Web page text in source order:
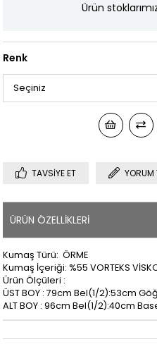
Ürün
Renk
TAVSIYE ET YORUM
ÜRÜN ÖZELLIKLERI
Kumaş Türü: ÖRME
Kumaş İçeriği: %55 VORTEKS
Ürün Ölçüleri :
ÜST BOY : 79cm Bel(1/2):53cm
ALT BOY : 96cm Bel(1/2):40cm